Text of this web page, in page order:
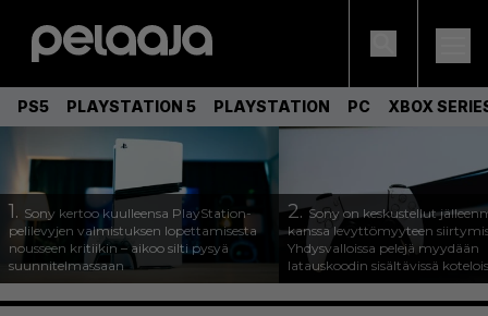
PS5 PLAYSTATION 5 PLAYSTATION PC XBOX
1. Sony kertoo kuulleensa PlayStation-
pelilevyjen valmistuksen lopettamisesta
nousseen kritiikin – aikoo silti pysyä
suunnitelmassaan
2.Sony on keskustellut
kanssa levyttömyyteen
Yhdysvalloissa pelejä myydään
latauskoodin sisältävissä